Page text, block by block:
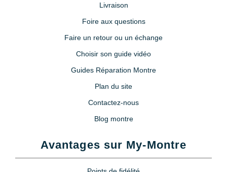
Livraison
Foire aux questions
Faire un retour ou un échange
Choisir son guide vidéo
Guides Réparation Montre
Plan du site
Contactez-nous
Blog montre
Avantages sur My-Montre